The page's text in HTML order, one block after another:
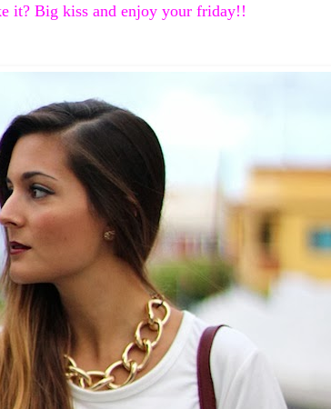
it? Big kiss and enjoy your friday!!